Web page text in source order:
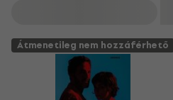
Átmenetileg nem hozzáférhető